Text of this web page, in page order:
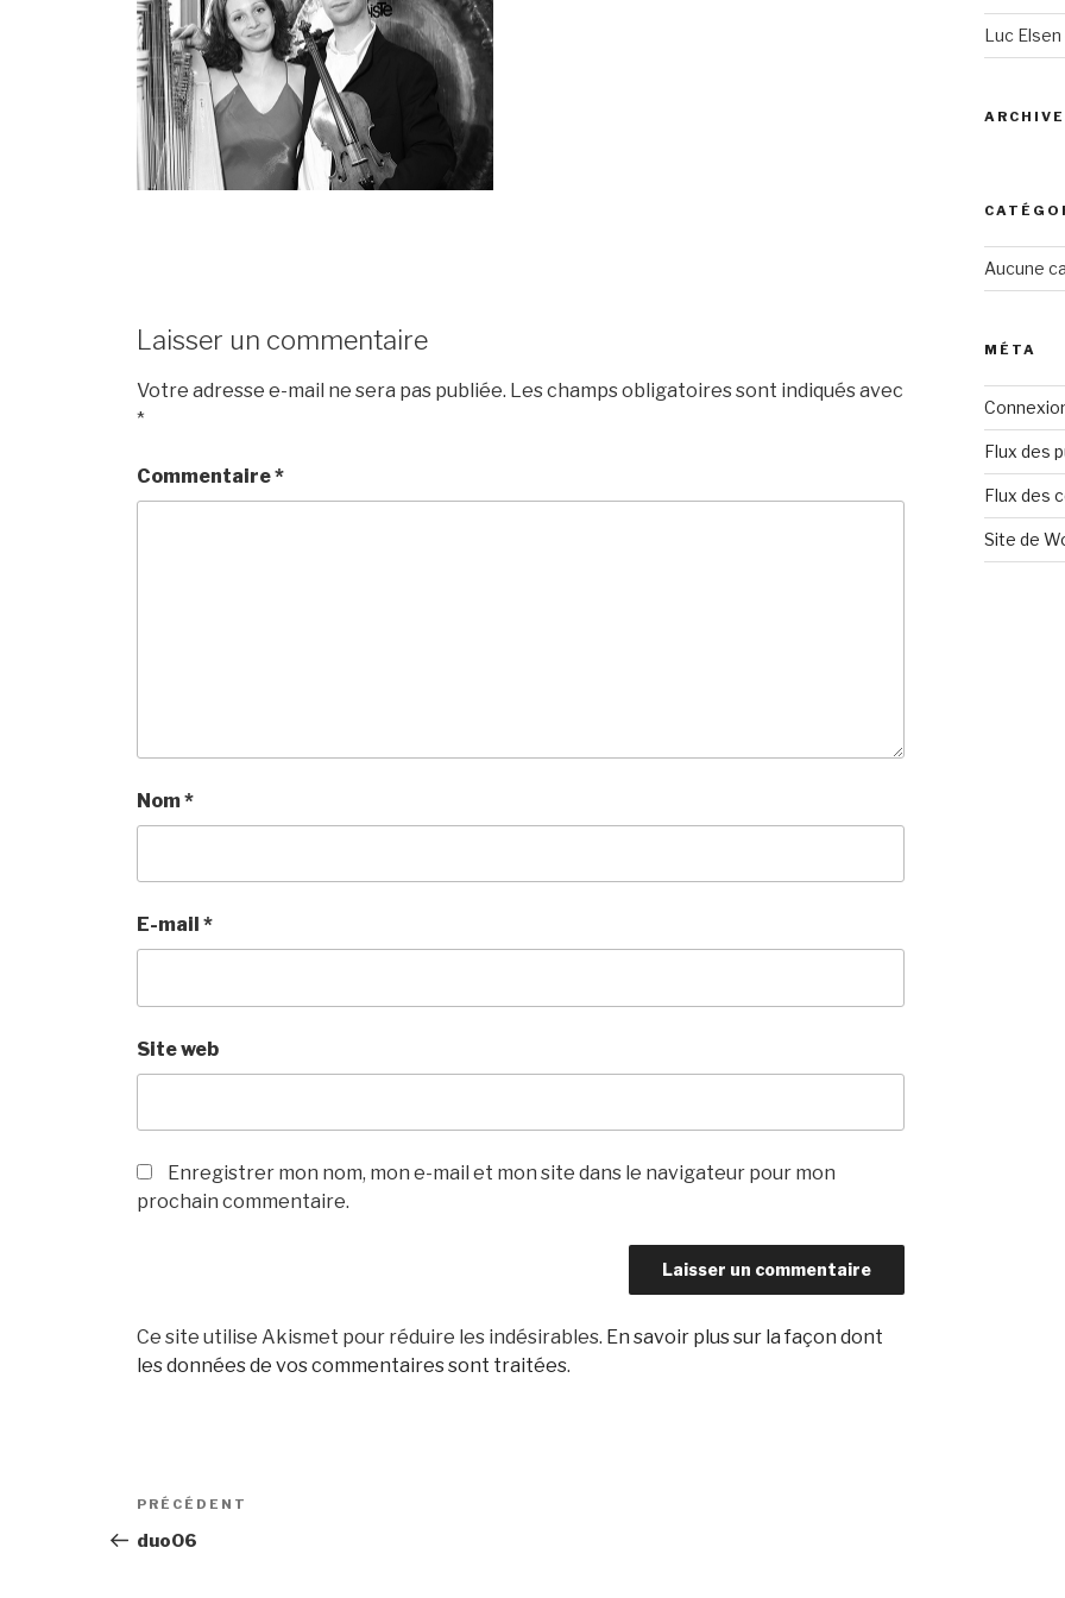
Laisser un commentaire
Votre adresse e-mail ne sera pas publiée. Les champs obligatoires sont indiqués avec
*
Commentaire*
Nom*
E-mail*
Site web
Enregistrer mon nom, mon e-mail et mon site dans le navigateur pour mon
prochain commentaire.
Ce site utilise Akismet pour réduire les indésirables. En savoir plus sur la façon dont
les données de vos commentaires sont traitées.
Navigation
de
Article
précédent
PRÉCÉDENT
duo06
Luc Elsen
Aucune
MÉTA
Flux des
Flux des
Site de